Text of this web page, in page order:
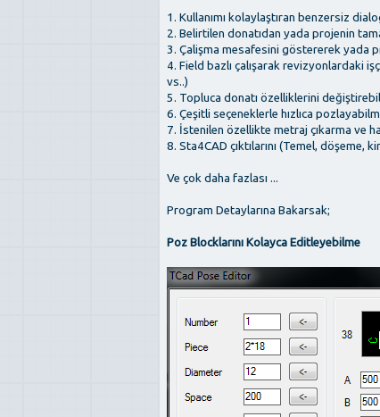
1. Kullanımı kolaylaştıran benzersiz
2. Belirtilen donatıdan yada projenin
3. Çalişma mesafesini göstererek yada
4. Field bazlı çalışarak revizyonlardaki
vs..)
5. Topluca donatı özelliklerini
6. Çeşitli seçeneklerle hızlıca
7. İstenilen özellikte metraj çıkarma ve
8. Sta4CAD çıktılarını (Temel,
Ve çok daha fazlası ...
Program Detaylarına Bakarsak;
Poz Blocklarını Kolayca Editleyebilme